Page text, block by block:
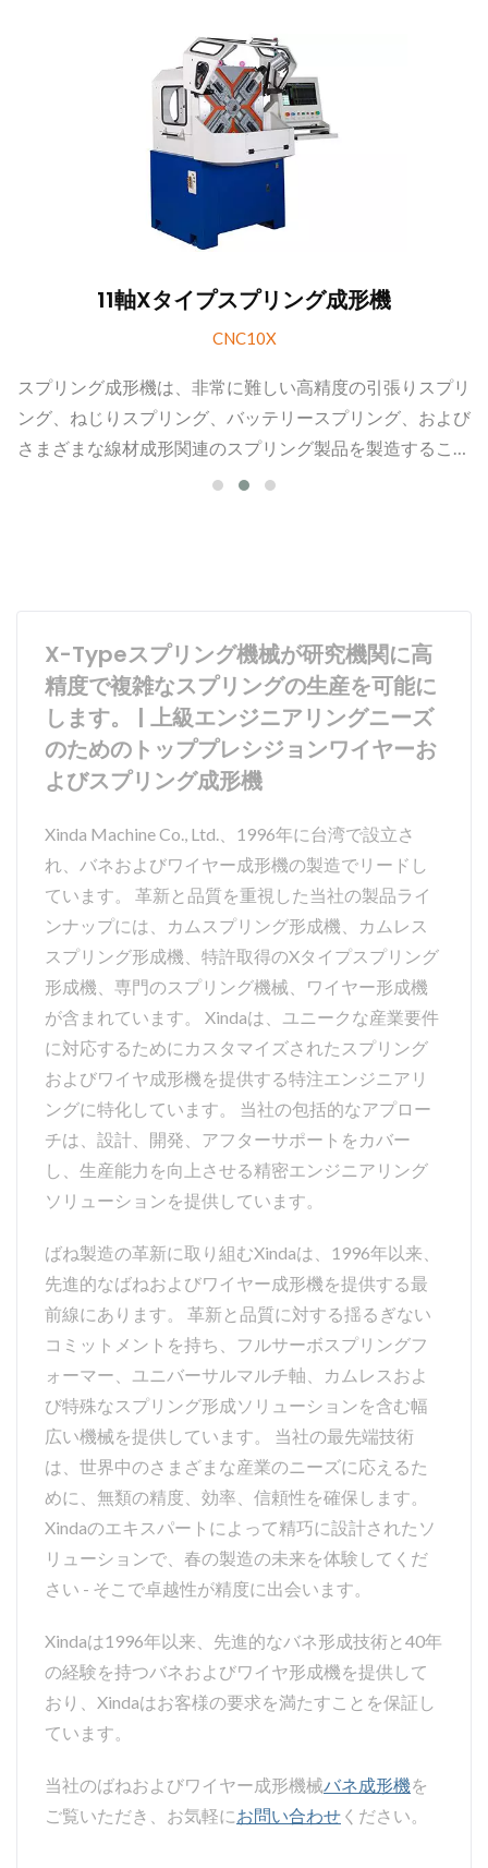
11軸Xタイプスプリング成形機
CNC10X
スプリング成形機は、非常に難しい高精度の引張りスプリ
ング、ねじりスプリング、バッテリースプリング、および
さまざまな線材成形関連のスプリング製品を製造すること
ができます。
X-Typeスプリング機械が研究機関に高
精度で複雑なスプリングの生産を可能に
します。 | 上級エンジニアリングニーズ
のためのトッププレシジョンワイヤーお
よびスプリング成形機
Xinda Machine Co., Ltd.、1996年に台湾で設立さ
れ、バネおよびワイヤー成形機の製造でリードし
ています。 革新と品質を重視した当社の製品ライ
ンナップには、カムスプリング形成機、カムレス
スプリング形成機、特許取得のXタイプスプリング
形成機、専門のスプリング機械、ワイヤー形成機
が含まれています。 Xindaは、ユニークな産業要件
に対応するためにカスタマイズされたスプリング
およびワイヤ成形機を提供する特注エンジニアリ
ングに特化しています。 当社の包括的なアプロー
チは、設計、開発、アフターサポートをカバー
し、生産能力を向上させる精密エンジニアリング
ソリューションを提供しています。
ばね製造の革新に取り組むXindaは、1996年以来、
先進的なばねおよびワイヤー成形機を提供する最
前線にあります。 革新と品質に対する揺るぎない
コミットメントを持ち、フルサーボスプリングフ
ォーマー、ユニバーサルマルチ軸、カムレスおよ
び特殊なスプリング形成ソリューションを含む幅
広い機械を提供しています。 当社の最先端技術
は、世界中のさまざまな産業のニーズに応えるた
めに、無類の精度、効率、信頼性を確保します。
Xindaのエキスパートによって精巧に設計されたソ
リューションで、春の製造の未来を体験してくだ
さい - そこで卓越性が精度に出会います。
Xindaは1996年以来、先進的なバネ形成技術と40年
の経験を持つバネおよびワイヤ形成機を提供して
おり、Xindaはお客様の要求を満たすことを保証し
ています。
当社のばねおよびワイヤー成形機械バネ成形機を
ご覧いただき、お気軽にお問い合わせ ください。